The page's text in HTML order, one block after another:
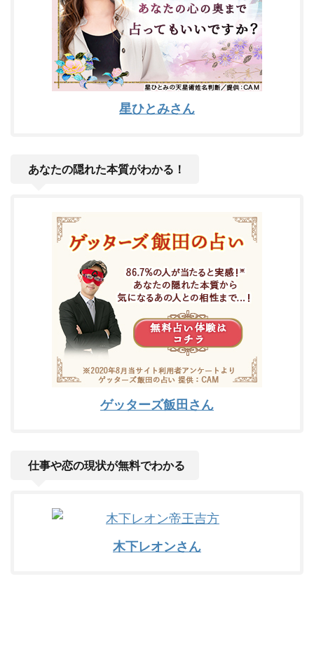
星ひとみさん
あなたの隠れた本質がわかる！
ゲッターズ飯田さん
仕事や恋の現状が無料でわかる
木下レオンさん